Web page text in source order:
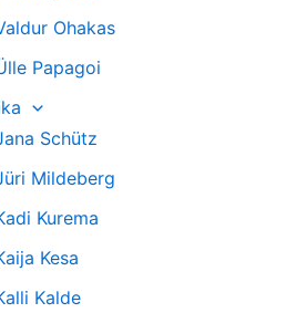
Ohakas
Papagoi
Schütz
Mildeberg
Kurema
Kesa
Kalde